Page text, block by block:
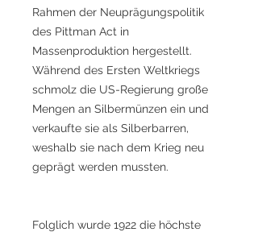
Rahmen der Neuprägungspolitik
des Pittman Act in
Massenproduktion hergestellt.
Während des Ersten Weltkriegs
schmolz die US-Regierung große
Mengen an Silbermünzen ein und
verkaufte sie als Silberbarren,
weshalb sie nach dem Krieg neu
geprägt werden mussten.
Folglich wurde 1922 die höchste